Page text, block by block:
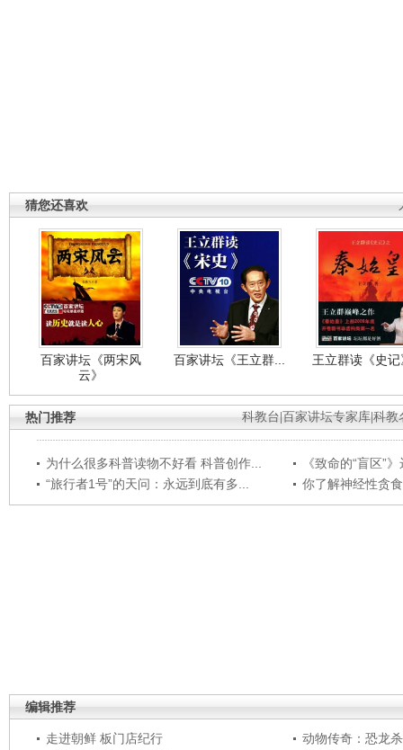
猜您还喜欢
百家讲坛《两宋风
云》
百家讲坛《王立群... 王立群读《史
科教台 百家讲坛专家库 科教
热门推荐
为什么很多科普读物不好看 科普创作...
《致命的“盲区”
“旅行者1号”的天问：永远到底有多...
你了解神经性贪
编辑推荐
走进朝鲜 板门店纪行
动物传奇：恐龙